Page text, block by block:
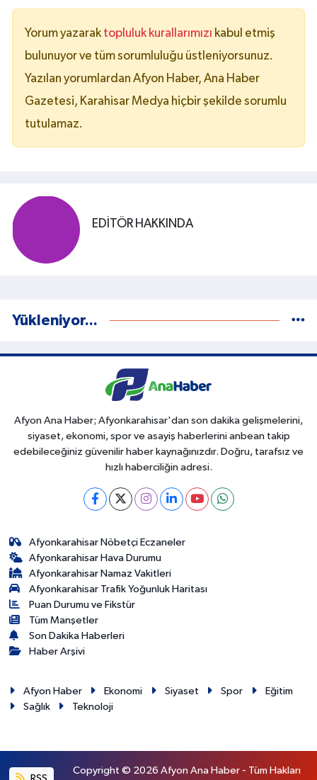
Yorum yazaraktopluluk kurallarımızı kabul etmiş
bulunuyor ve tüm sorumluluğu üstleniyorsunuz.
Yazılan yorumlardan Afyon Haber, Ana Haber
Gazetesi, Karahisar Medya hiçbir şekilde sorumlu
tutulamaz.
EDITÖR HAKKINDA
Yükleniyor...
Afyon Ana Haber; Afyonkarahisar'dan son dakika gelişmelerini,
siyaset, ekonomi, spor ve asayiş haberlerini anbean takip
edebileceğiniz güvenilir haber kaynağınızdır. Doğru, tarafsız ve
hızlı haberciliğin adresi.
Afyonkarahisar Nöbetçi Eczaneler
Afyonkarahisar Hava Durumu
Afyonkarahisar Namaz Vakitleri
Afyonkarahisar Trafik Yoğunluk Haritası
Puan Durumu ve Fikstür
Tüm Manşetler
Son Dakika Haberleri
Haber Arşivi
Afyon Haber Ekonomi Siyaset Spor
Eğitim
Sağlık
Teknoloji
Copyright © 2026 Afyon Ana Haber - Tüm Hakları